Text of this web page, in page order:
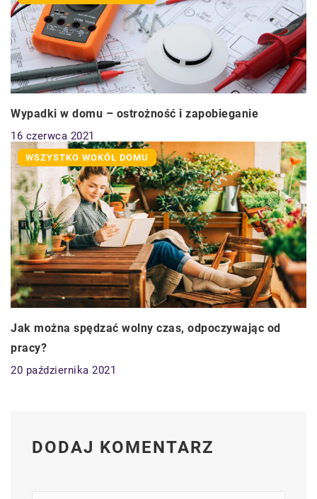
Wypadki w domu – ostrożność i zapobieganie
16 czerwca 2021
WSZYSTKO WOKÓŁ DOMU
Jak można spędzać wolny czas, odpoczywając od
pracy?
20 października 2021
DODAJ KOMENTARZ